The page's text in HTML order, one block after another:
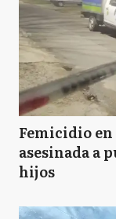
Femicidio
asesinada a
hijos